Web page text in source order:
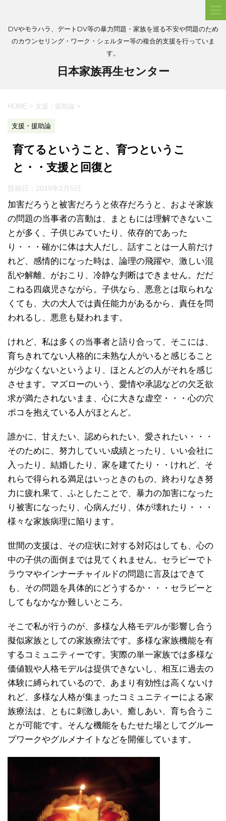
DVやモラハラ、デートDV等の暴力問題・家族を巡る不安や問題のため
のカウンセリング・ワーク・シェルター等の複合的支援を行っていま
す。
日本家族再生センター
HOME > 支援・援助論 >
支援・援助論
育てるということ、育つというこ
と・・支援と回復と
投稿日： 2019年2月5日
加害だろうと被害だろうと依存だろうと、およそ家族
の問題の当事者の言動は、まともには理解できないこ
とが多く、子供じみていたり、依存的であった
り・・・確かに体は大人だし、話すことは一人前だけ
れど、感情的になった時は、論理の飛躍や、激しい混
乱や解離、がおこり、冷静な判断はできません。だだ
こねる四歳児さながら。子供なら、悪意とは取られな
くても、大の大人では責任能力があるから、責任を問
われるし、悪意も疑われます。
けれど、私は多くの当事者と語り合って、そこには、
育ちきれてない人格的に未熟な人がいると感じること
が少なくないというより、ほとんどの人がそれを感じ
させます。マズローのいう、愛情や承認などの欠乏欲
求が満たされないまま、心に大きな虚空・・・心の穴
ポコを抱えている人がほとんど。
誰かに、甘えたい、認められたい、愛されたい・・・
そのために、努力していい成績とったり、いい会社に
入ったり、結婚したり、家を建てたり・・けれど、そ
れらで得られる満足はいっときのもの、終わりなき努
力に疲れ果て、ふとしたことで、暴力の加害になった
り被害になったり、心病んだり、体が壊れたり・・・
様々な家族病理に陥ります。
世間の支援は、その症状に対する対応はしても、心の
中の子供の面倒までは見てくれません。セラピーでト
ラウマやインナーチャイルドの問題に言及はできて
も、その問題を具体的にどうするか・・・セラピーと
してもなかなか難しいところ。
そこで私が行うのが、多様な人格モデルが影響し合う
擬似家族としての家族療法です。多様な家族機能を有
するコミュニティーです。実際の単一家族では多様な
価値観や人格モデルは提供できないし、相互に過去の
体験に縛られているので、あまり有効性は高くないけ
れど、多様な人格が集まったコミュニティーによる家
族療法は、ともに刺激しあい、癒しあい、育ち合うこ
とが可能です。そんな機能をもたせた場としてグルー
プワークやグルメナイトなどを開催しています。